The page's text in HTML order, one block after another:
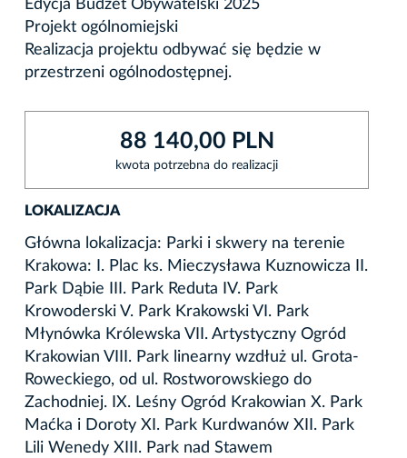
Edycja Budżet Obywatelski 2025
Projekt ogólnomiejski
Realizacja projektu odbywać się będzie w
przestrzeni ogólnodostępnej.
88 140,00 PLN
kwota potrzebna do realizacji
LOKALIZACJA
Główna lokalizacja: Parki i skwery na terenie
Krakowa: I. Plac ks. Mieczysława Kuznowicza II.
Park Dąbie III. Park Reduta IV. Park
Krowoderski V. Park Krakowski VI. Park
Młynówka Królewska VII. Artystyczny Ogród
Krakowian VIII. Park linearny wzdłuż ul. Grota-
Roweckiego, od ul. Rostworowskiego do
Zachodniej. IX. Leśny Ogród Krakowian X. Park
Maćka i Doroty XI. Park Kurdwanów XII. Park
Lili Wenedy XIII. Park nad Stawem